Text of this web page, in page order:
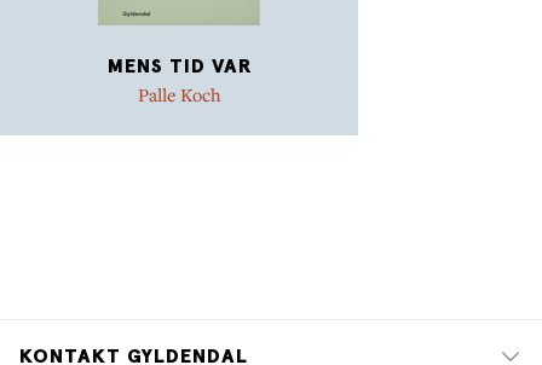
MENS TID VAR
Palle Koch
KONTAKT GYLDENDAL